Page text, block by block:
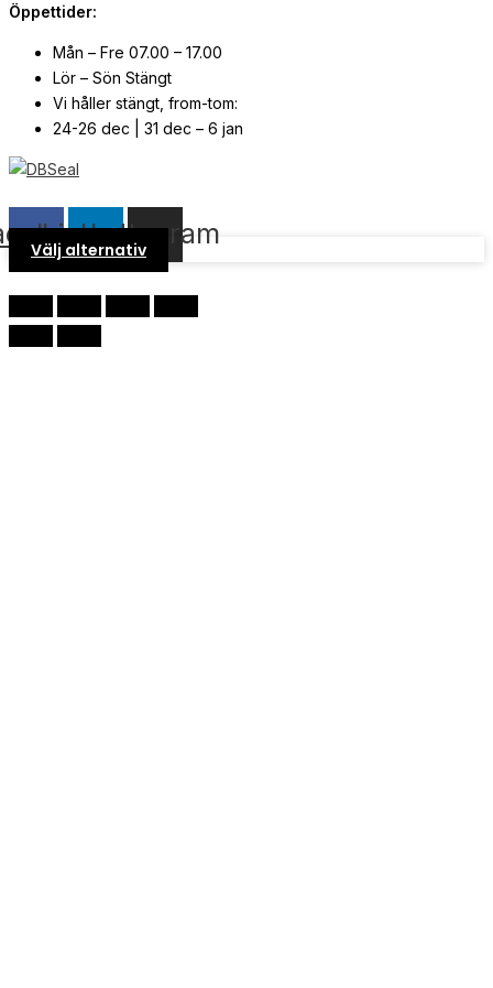
Öppettider:
Mån – Fre 07.00 – 17.00
Lör – Sön Stängt
Vi håller stängt, from-tom:
24-26 dec | 31 dec – 6 jan
Linkedin
Instagram
Välj alternativ